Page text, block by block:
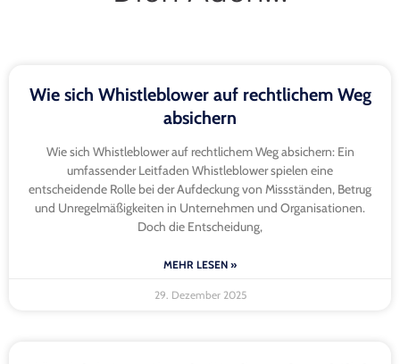
Wie sich Whistleblower auf rechtlichem Weg
absichern
Wie sich Whistleblower auf rechtlichem Weg absichern: Ein
umfassender Leitfaden Whistleblower spielen eine
entscheidende Rolle bei der Aufdeckung von Missständen, Betrug
und Unregelmäßigkeiten in Unternehmen und Organisationen.
Doch die Entscheidung,
MEHR LESEN »
29. Dezember 2025